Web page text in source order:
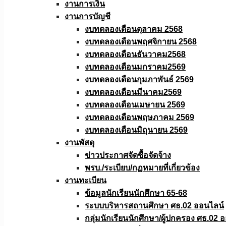
งานการเงิน
งานการบัญชี
งบทดลองเดือนตุลาคม 2568
งบทดลองเดือนพฤศจิกายน 2568
งบทดลองเดือนธันวาคม2568
งบทดลองเดือนมกราคม2569
งบทดลองเดือนกุมภาพันธ์ 2569
งบทดลองเดือนมีนาคม2569
งบทดลองเดือนเมษายน 2569
งบทดลองเดือนพฤษภาคม 2569
งบทดลองเดือนมิถุนายน 2569
งานพัสดุ
ข่าวประกาศจัดซื้อจัดจ้าง
พรบ./ระเบียบ/กฏหมายที่เกี่ยวข้อง
งานทะเบียน
ข้อมูลนักเรียนนักศึกษา 65-68
ระบบบริหารสถานศึกษา ศธ.02 ออนไลน์
กลุ่มนักเรียนนักศึกษา/ผู้ปกครอง ศธ.02